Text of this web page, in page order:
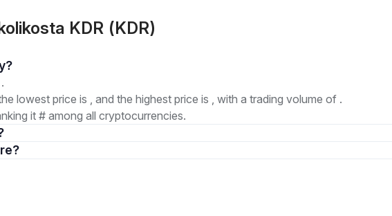
KDR (KDR)
lowest price is , and the highest price is , with a trading volume of .
it # among all cryptocurrencies.
there?